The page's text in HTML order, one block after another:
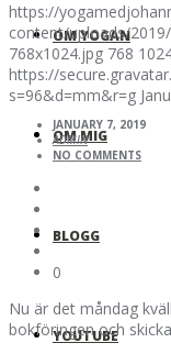
OM YOGAN
OM MIG
BLOGG
YOUTUBE
https://
content/uploads/
768x1024.jpg 768
https://
s=96&d=mm&r=g
JANUARY 7, 2019
ADMIN
NO COMMENTS
0
Nu är det måndag
bokföringen och